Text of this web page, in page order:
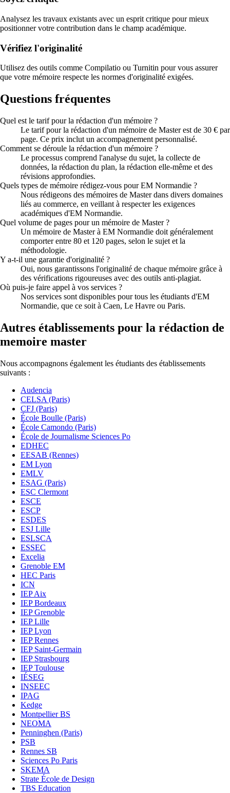
Analysez les travaux existants avec un esprit critique pour mieux
positionner votre contribution dans le champ académique.
Vérifiez l'originalité
Utilisez des outils comme Compilatio ou Turnitin pour vous assurer
que votre mémoire respecte les normes d'originalité exigées.
Questions fréquentes
Quel est le tarif pour la rédaction d'un mémoire ?
Le tarif pour la rédaction d'un mémoire de Master est de 30 € par
page. Ce prix inclut un accompagnement personnalisé.
Comment se déroule la rédaction d'un mémoire ?
Le processus comprend l'analyse du sujet, la collecte de
données, la rédaction du plan, la rédaction elle-même et des
révisions approfondies.
Quels types de mémoire rédigez-vous pour EM Normandie ?
Nous rédigeons des mémoires de Master dans divers domaines
liés au commerce, en veillant à respecter les exigences
académiques d'EM Normandie.
Quel volume de pages pour un mémoire de Master ?
Un mémoire de Master à EM Normandie doit généralement
comporter entre 80 et 120 pages, selon le sujet et la
méthodologie.
Y a-t-il une garantie d'originalité ?
Oui, nous garantissons l'originalité de chaque mémoire grâce à
des vérifications rigoureuses avec des outils anti-plagiat.
Où puis-je faire appel à vos services ?
Nos services sont disponibles pour tous les étudiants d'EM
Normandie, que ce soit à Caen, Le Havre ou Paris.
Autres établissements pour la rédaction de
memoire master
Nous accompagnons également les étudiants des établissements
suivants :
Audencia
CELSA (Paris)
CFJ (Paris)
École Boulle (Paris)
École Camondo (Paris)
École de Journalisme Sciences Po
EDHEC
EESAB (Rennes)
EM Lyon
EMLV
ESAG (Paris)
ESC Clermont
ESCE
ESCP
ESDES
ESJ Lille
ESLSCA
ESSEC
Excelia
Grenoble EM
HEC Paris
ICN
IEP Aix
IEP Bordeaux
IEP Grenoble
IEP Lille
IEP Lyon
IEP Rennes
IEP Saint-Germain
IEP Strasbourg
IEP Toulouse
IÉSEG
INSEEC
IPAG
Kedge
Montpellier BS
NEOMA
Penninghen (Paris)
PSB
Rennes SB
Sciences Po Paris
SKEMA
Strate École de Design
TBS Education